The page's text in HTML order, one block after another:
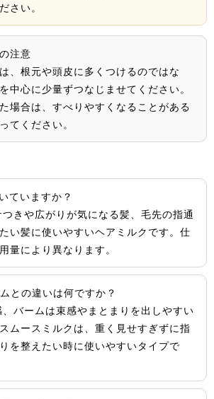
さい。
注意
、根元や頭皮に多くつけるのではな
中心に少量ずつなじませてください。
場合は、すべりやすくなることがある
てください。
ていますか？
きや広がりが気になる髪、毛先の指通
い髪に使いやすいヘアミルクです。仕
量により異なります。
との違いは何ですか？
バームは束感やまとまりを出しやすい
ムースミルクは、重く見せすぎずに指
を整えたい時に使いやすいタイプで